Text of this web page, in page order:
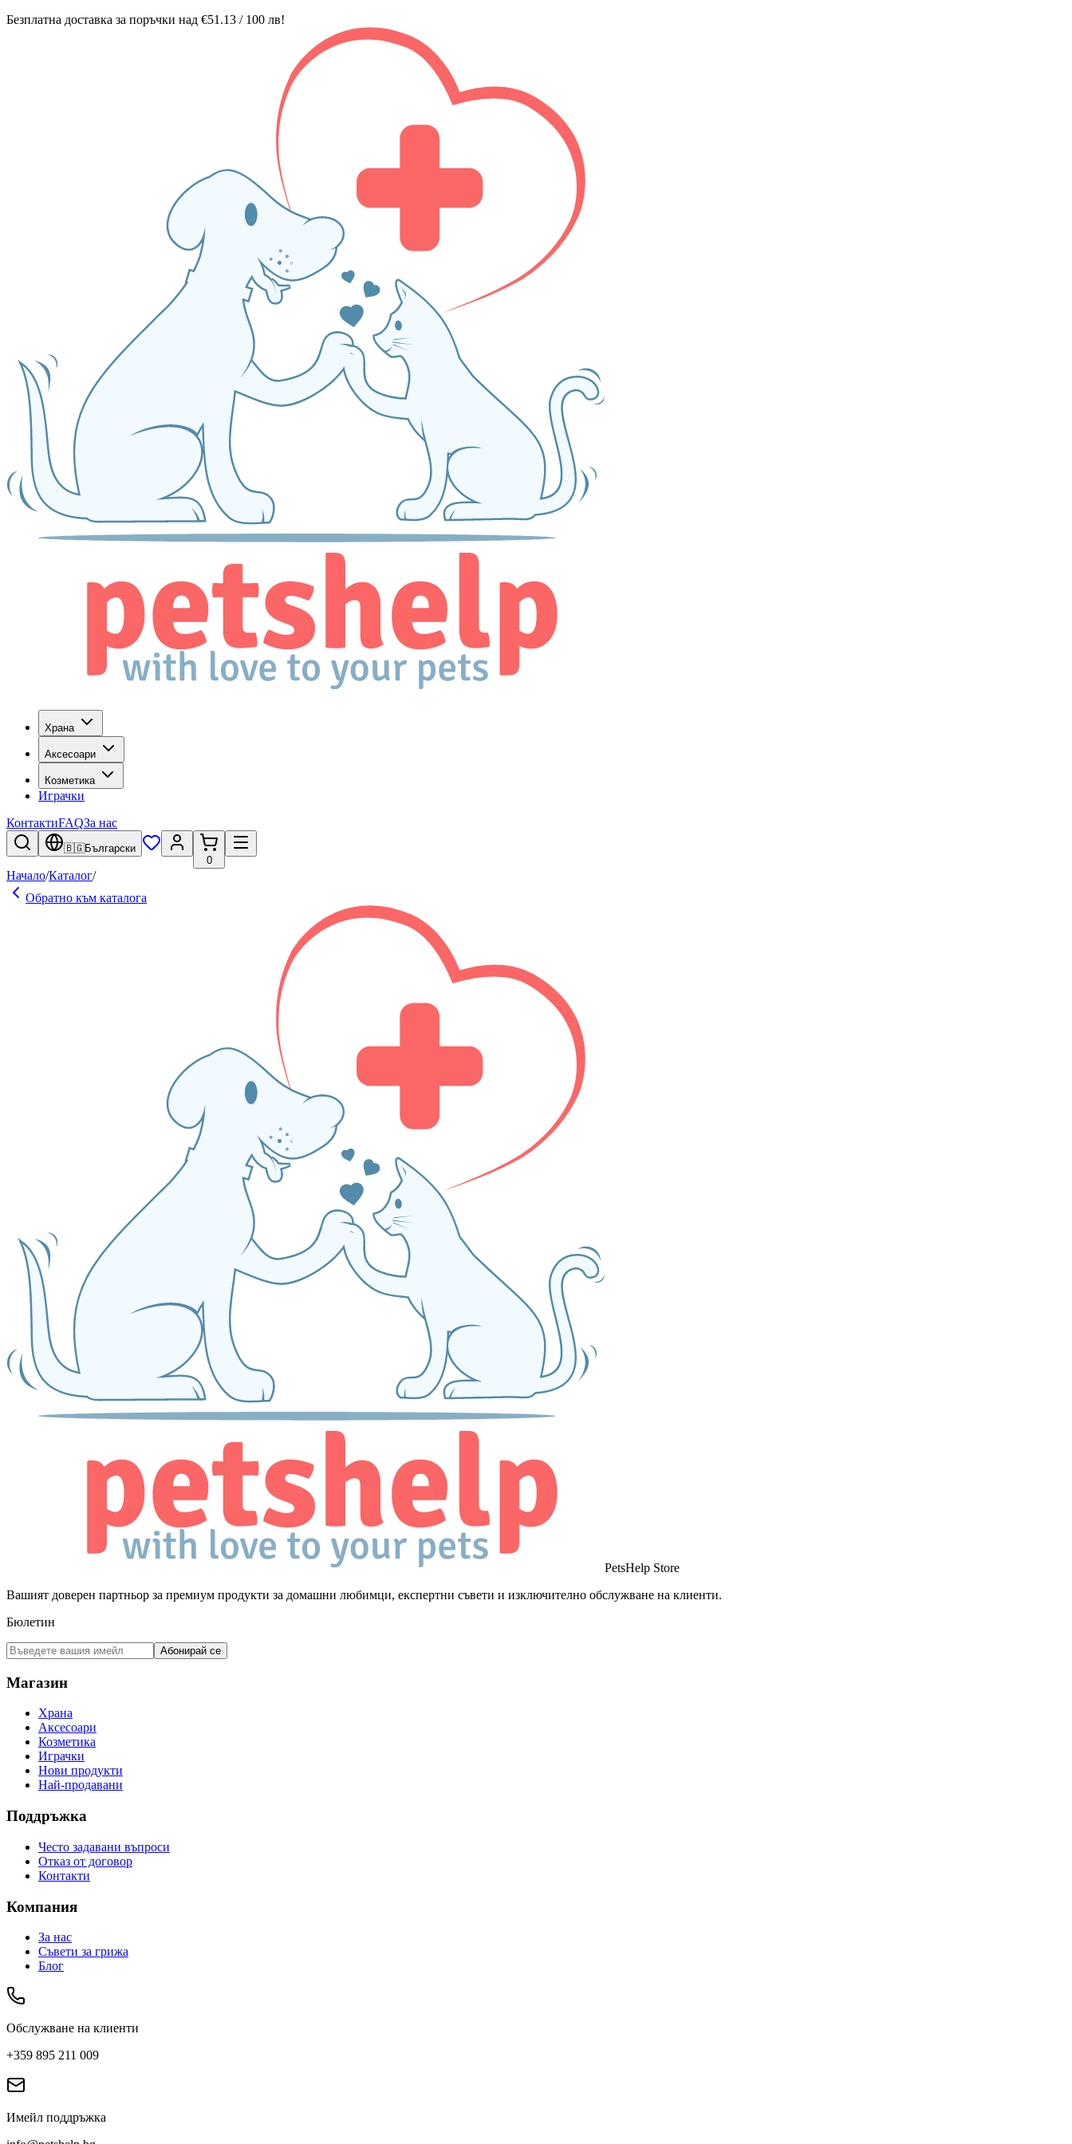
Безплатна доставка за поръчки над €51.13 / 100 лв!
Храна
Аксесоари
Козметика
Играчки
КонтактиFAQЗа нас
🇧🇬Български
0
Начало/Каталог/
Обратно към каталога
PetsHelp Store
Вашият доверен партньор за премиум продукти за домашни любимци, експертни съвети и изключително обслужване на клиенти.
Бюлетин
Абонирай се
Магазин
Храна
Аксесоари
Козметика
Играчки
Нови продукти
Най-продавани
Поддръжка
Често задавани въпроси
Отказ от договор
Контакти
Компания
За нас
Съвети за грижа
Блог
Обслужване на клиенти
+359 895 211 009
Имейл поддръжка